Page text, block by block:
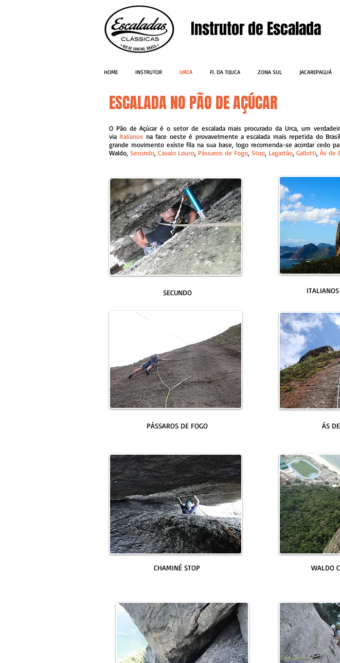
Instrutor de Escalada
ESCALADA NO PÃO DE AÇÚCAR
O Pão de Açúcar é o setor de escalada mais procurado da Urca, um
via Italianos na face oeste é provavelmente a escalada mais repetida do
grande movimento existe fila na sua base, logo recomenda-se acordar cedo
Waldo, Secundo, Cavalo Louco, Pássaros de Fogo, Stop, Lagartão, Gallotti, Às de
SECUNDO
PÁSSAROS DE FOGO ÁS
CHAMINÉ STOP WALDO
HOME INSTRUTOR URCA Fl. DA TIJUCA ZONA SUL JACAREPAGUÁ